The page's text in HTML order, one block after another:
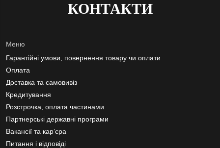
КОНТАКТИ
Меню
Гарантійні умови, повернення товару чи оплати
Оплата
Доставка та самовивіз
Кредитування
Розстрочка, оплата частинами
Партнерські державні програми
Вакансії та кар’єра
Питання і відповіді